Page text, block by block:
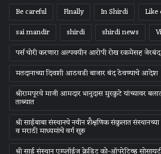
Be careful
Finally In Shirdi Like
sai mandir
shirdi shirdi news
पर्स चोरी करणारा अल्पवयीन आरोपी रोख रकमेसह जेरबंद
मतदानाच्या दिवशी आठवडी बाजार बंद ठेवण्याचे आदेश
श्रीरामपूरचे माजी आमदार भानुदास मुरकुटे यांच्यावर
ताब्यात
श्री साईबाबा संस्‍थानचे नवीन शैक्षणिक संकुलात संस्‍थानच्‍या
व मराठी माध्‍यमांचे वर्ग सुरु